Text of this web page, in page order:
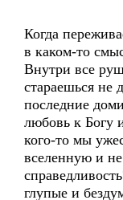
Когда
в каком-то
Внутри все
стараешься не
последние
любовь к Богу
кого-то мы
вселенную и
глупые и